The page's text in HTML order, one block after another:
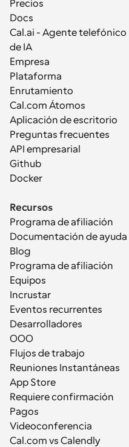
Precios
Docs
Cal.ai - Agente telefónico
de IA
Empresa
Plataforma
Enrutamiento
Cal.com Átomos
Aplicación de escritorio
Preguntas frecuentes
API empresarial
Github
Docker
Recursos
Programa de afiliación
Documentación de ayuda
Blog
Programa de afiliación
Equipos
Incrustar
Eventos recurrentes
Desarrolladores
OOO
Flujos de trabajo
Reuniones Instantáneas
App Store
Requiere confirmación
Pagos
Videoconferencia
Cal.com vs Calendly